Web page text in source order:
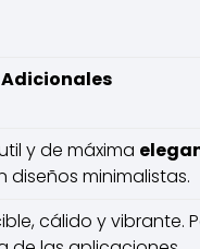
y de máxima
diseños minimalistas.
cálido y vibrante.